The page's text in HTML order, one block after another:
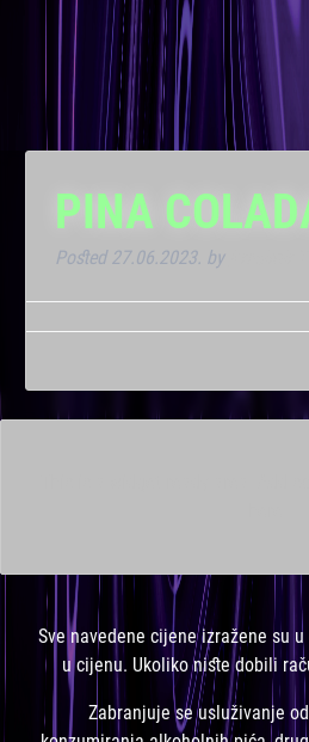
PINA
Posted 27.06.2023. by
Sve navedene cijene izražene su
u cijenu. Ukoliko niste dobili
Zabranjuje se usluživanje